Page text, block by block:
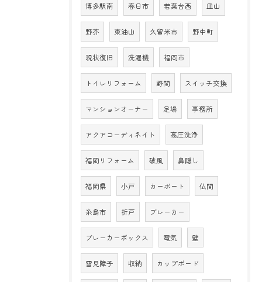
博多駅南 春日市 若葉台西 皿山
野芥 東油山 久留米市 野中町
現状復旧 洗濯機 福岡市
トイレリフォーム 野間 スイッチ交換
マンションオーナー 足場 事務所
アクアコーディネイト 高圧洗浄
福岡リフォーム 破風 鼻隠し
福岡県 小戸 カーポート 仏間
糸島市 折戸 ブレーカー
ブレーカーボックス 電気 壁
雪見障子 収納 カップボード